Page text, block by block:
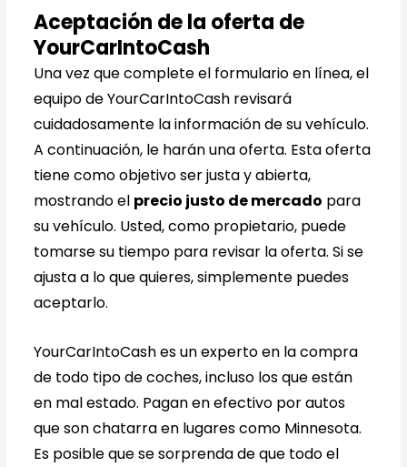
Aceptación de la oferta de
YourCarIntoCash
Una vez que complete el formulario en línea, el
equipo de YourCarIntoCash revisará
cuidadosamente la información de su vehículo.
A continuación, le harán una oferta. Esta oferta
tiene como objetivo ser justa y abierta,
mostrando el precio justo de mercado para
su vehículo. Usted, como propietario, puede
tomarse su tiempo para revisar la oferta. Si se
ajusta a lo que quieres, simplemente puedes
aceptarlo.
YourCarIntoCash es un experto en la compra
de todo tipo de coches, incluso los que están
en mal estado. Pagan en efectivo por autos
que son chatarra en lugares como Minnesota.
Es posible que se sorprenda de que todo el